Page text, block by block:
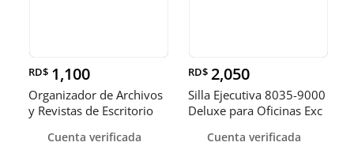
RD$ 1,100
Organizador de Archivos
y Revistas de Escritorio
Cuenta verificada
RD$ 2,050
Silla Ejecutiva 8035-9000
Deluxe para Oficinas Exc
Cuenta verificada